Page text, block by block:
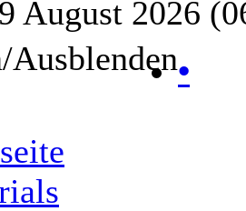
August 2026
•